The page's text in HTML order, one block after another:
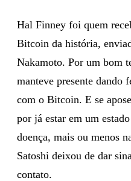
Hal Finney foi quem
Bitcoin da história,
Nakamoto. Por um bom
manteve presente dando
com o Bitcoin. E se
por já estar em um
doença, mais ou menos
Satoshi deixou de dar
contato.